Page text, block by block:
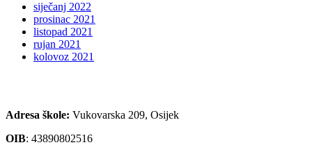
siječanj 2022
prosinac 2021
listopad 2021
rujan 2021
kolovoz 2021
Adresa škole: Vukovarska 209, Osijek
OIB: 43890802516